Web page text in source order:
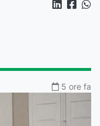
5 ore fa